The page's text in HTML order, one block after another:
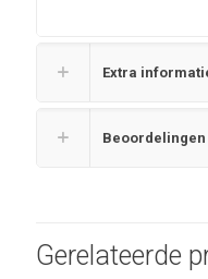
Extra
Beoordelingen
Gerelateerde